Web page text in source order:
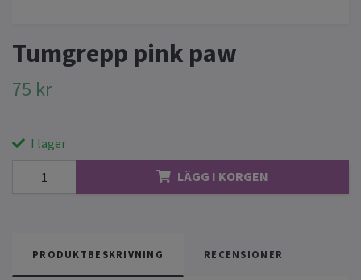
Tumgrepp pink paw
75 kr
I lager
LÄGG I KORGEN
PRODUKTBESKRIVNING RECENSIONER